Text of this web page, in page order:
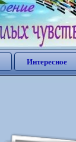
Интересное